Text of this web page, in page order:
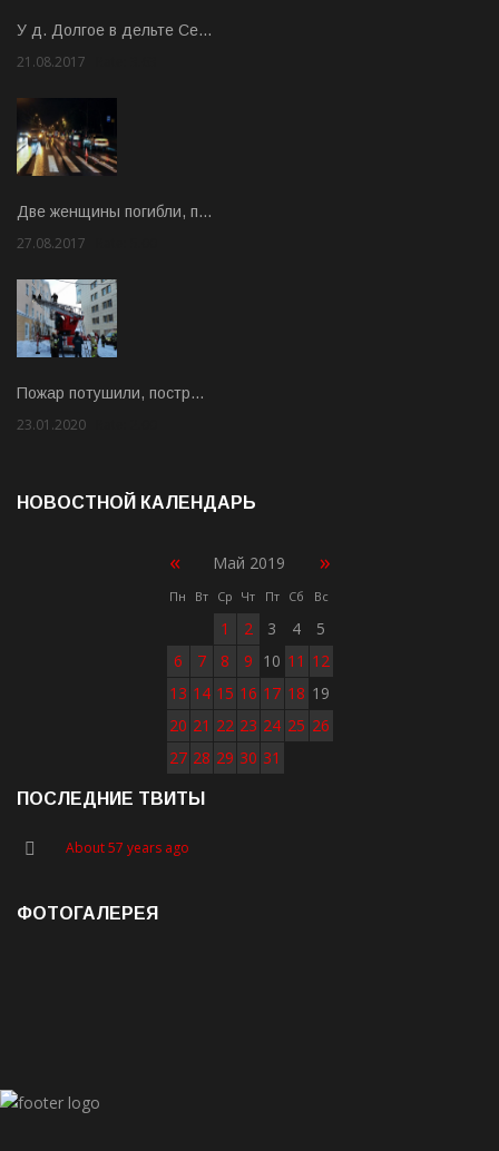
У д. Долгое в дельте Се…
21.08.2017
Две женщины погибли, п…
27.08.2017
Пожар потушили, постр…
23.01.2020
НОВОСТНОЙ КАЛЕНДАРЬ
« Май 2019 »
Пн Вт Ср Чт Пт Сб Вс
1 2 3 4
5
6
7 8 9 10 11 12
13 14 15 16 17 18 19
20 21 22 23 24 25 26
27 28 29 30 31
ПОСЛЕДНИЕ ТВИТЫ
About 57 years ago
ФОТОГАЛЕРЕЯ